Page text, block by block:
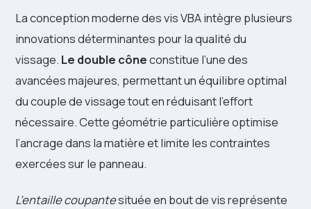
La conception moderne des vis VBA intègre plusieurs
innovations déterminantes pour la qualité du
vissage. Le double côneconstitue l’une des
avancées majeures, permettant un équilibre optimal
du couple de vissage tout en réduisant l’effort
nécessaire. Cette géométrie particulière optimise
l’ancrage dans la matière et limite les contraintes
exercées sur le panneau.
L’entaille coupantesituée en bout de vis représente